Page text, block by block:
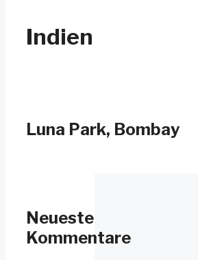
Indien
Luna Park, Bombay
Neueste
Kommentare